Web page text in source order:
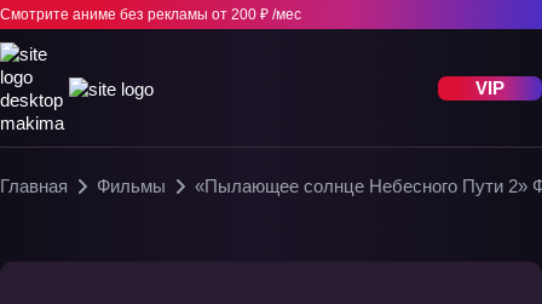
Смотрите аниме без рекламы от 200 ₽ /мес
VIP
Главная Фильмы «Пылающее солнце Небесного Пути 2»